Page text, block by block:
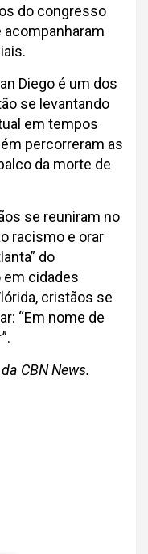
do congresso
acompanharam
Diego é um dos
se levantando
em tempos
percorreram as
da morte de
se reuniram no
racismo e orar
do
em cidades
cristãos se
“Em nome de
CBN News.